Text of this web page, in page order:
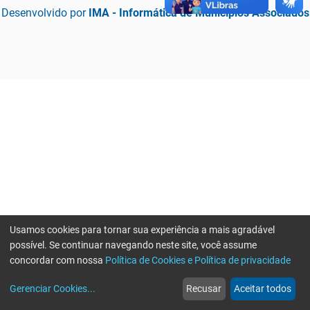
Desenvolvido por IMA - Informática de Municípios Associados
web
Notícias
more_horiz
Mais
Usamos cookies para tornar sua experiência a mais agradável
possível. Se continuar navegando neste site, você assume
concordar com nossa Política de Cookies e Política de privacidade
Gerenciar Cookies... Recusar Aceitar todos
Erro ao enviar informações, por favor tente novamente